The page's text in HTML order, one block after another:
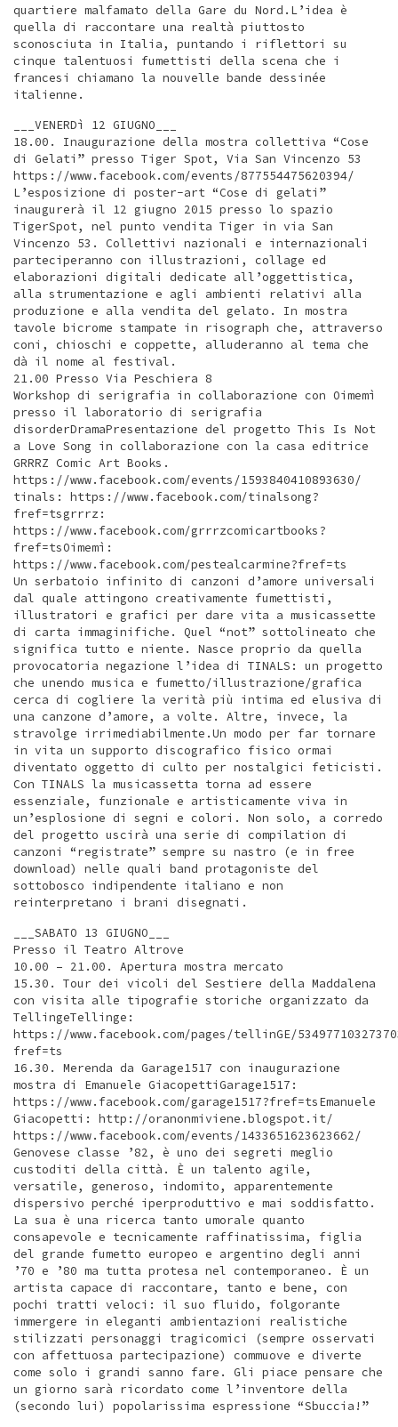
quartiere malfamato della Gare du Nord.L’idea è
quella di raccontare una realtà piuttosto
sconosciuta in Italia, puntando i riflettori su
cinque talentuosi fumettisti della scena che i
francesi chiamano la nouvelle bande dessinée
italienne.
___VENERDì 12 GIUGNO___
18.00. Inaugurazione della mostra collettiva “Cose
di Gelati” presso Tiger Spot, Via San Vincenzo 53
https://www.facebook.com/events/877554475620394/
L’esposizione di poster-art “Cose di gelati”
inaugurerà il 12 giugno 2015 presso lo spazio
TigerSpot, nel punto vendita Tiger in via San
Vincenzo 53. Collettivi nazionali e internazionali
parteciperanno con illustrazioni, collage ed
elaborazioni digitali dedicate all’oggettistica,
alla strumentazione e agli ambienti relativi alla
produzione e alla vendita del gelato. In mostra
tavole bicrome stampate in risograph che, attraverso
coni, chioschi e coppette, alluderanno al tema che
dà il nome al festival.
21.00 Presso Via Peschiera 8
Workshop di serigrafia in collaborazione con Oimemì
presso il laboratorio di serigrafia
disorderDramaPresentazione del progetto This Is Not
a Love Song in collaborazione con la casa editrice
GRRRZ Comic Art Books.
https://www.facebook.com/events/1593840410893630/
tinals: https://www.facebook.com/tinalsong?
fref=tsgrrrz:
https://www.facebook.com/grrrzcomicartbooks?
fref=tsOimemì:
https://www.facebook.com/pestealcarmine?fref=ts
Un serbatoio infinito di canzoni d’amore universali
dal quale attingono creativamente fumettisti,
illustratori e grafici per dare vita a musicassette
di carta immaginifiche. Quel “not” sottolineato che
significa tutto e niente. Nasce proprio da quella
provocatoria negazione l’idea di TINALS: un progetto
che unendo musica e fumetto/illustrazione/grafica
cerca di cogliere la verità più intima ed elusiva di
una canzone d’amore, a volte. Altre, invece, la
stravolge irrimediabilmente.Un modo per far tornare
in vita un supporto discografico fisico ormai
diventato oggetto di culto per nostalgici feticisti.
Con TINALS la musicassetta torna ad essere
essenziale, funzionale e artisticamente viva in
un’esplosione di segni e colori. Non solo, a corredo
del progetto uscirà una serie di compilation di
canzoni “registrate” sempre su nastro (e in free
download) nelle quali band protagoniste del
sottobosco indipendente italiano e non
reinterpretano i brani disegnati.
___SABATO 13 GIUGNO___
Presso il Teatro Altrove
10.00 – 21.00. Apertura mostra mercato
15.30. Tour dei vicoli del Sestiere della Maddalena
con visita alle tipografie storiche organizzato da
TellingeTellinge:
https://www.facebook.com/pages/tellinGE/
fref=ts
16.30. Merenda da Garage1517 con inaugurazione
mostra di Emanuele GiacopettiGarage1517:
https://www.facebook.com/garage1517?fref=tsEmanuele
Giacopetti: http://oranonmiviene.blogspot.it/
https://www.facebook.com/events/1433651623623662/
Genovese classe ’82, è uno dei segreti meglio
custoditi della città. È un talento agile,
versatile, generoso, indomito, apparentemente
dispersivo perché iperproduttivo e mai soddisfatto.
La sua è una ricerca tanto umorale quanto
consapevole e tecnicamente raffinatissima, figlia
del grande fumetto europeo e argentino degli anni
’70 e ’80 ma tutta protesa nel contemporaneo. È un
artista capace di raccontare, tanto e bene, con
pochi tratti veloci: il suo fluido, folgorante
immergere in eleganti ambientazioni realistiche
stilizzati personaggi tragicomici (sempre osservati
con affettuosa partecipazione) commuove e diverte
come solo i grandi sanno fare. Gli piace pensare che
un giorno sarà ricordato come l’inventore della
(secondo lui) popolarissima espressione “Sbuccia!”